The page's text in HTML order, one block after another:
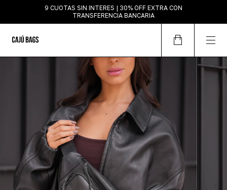
9 CUOTAS SIN INTERES | 30% OFF EXTRA CON
TRANSFERENCIA BANCARIA